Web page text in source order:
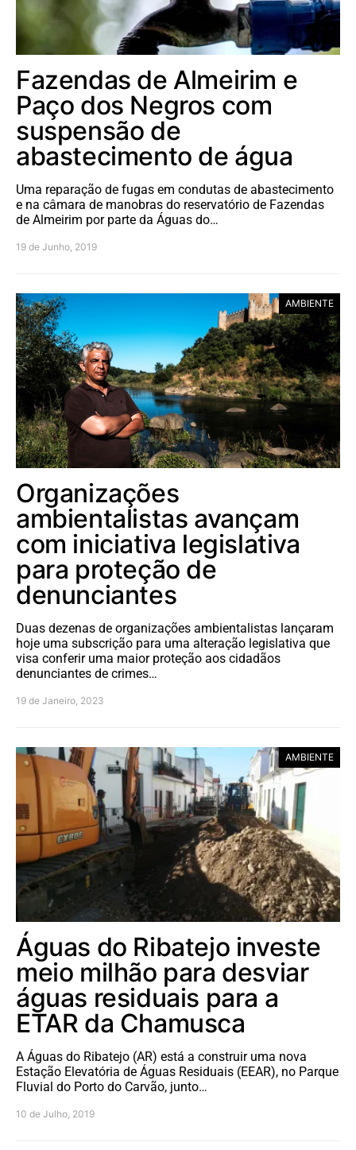
Fazendas de Almeirim e
Paço dos Negros com
suspensão de
abastecimento de água
Uma reparação de fugas em condutas de abastecimento
e na câmara de manobras do reservatório de Fazendas
de Almeirim por parte da Águas do…
19 de Junho, 2019
AMBIENTE
Organizações
ambientalistas avançam
com iniciativa legislativa
para proteção de
denunciantes
Duas dezenas de organizações ambientalistas lançaram
hoje uma subscrição para uma alteração legislativa que
visa conferir uma maior proteção aos cidadãos
denunciantes de crimes…
19 de Janeiro, 2023
AMBIENTE
Águas do Ribatejo investe
meio milhão para desviar
águas residuais para a
ETAR da Chamusca
A Águas do Ribatejo (AR) está a construir uma nova
Estação Elevatória de Águas Residuais (EEAR), no Parque
Fluvial do Porto do Carvão, junto…
10 de Julho, 2019